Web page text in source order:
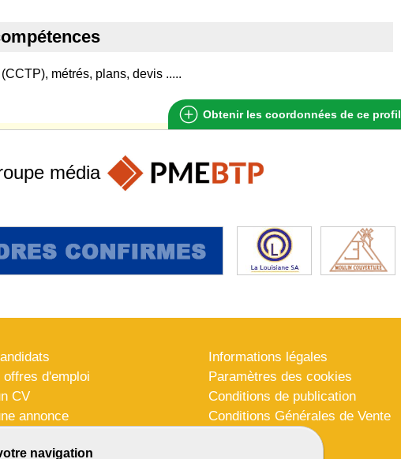
métrés, plans, devis .....
Obtenir les coordonnées de ce profil
navigation
média
offres d'emploi
CV
annonce
Informations légales
Paramètres des cookies
Conditions de publication
Conditions Générales de Vente